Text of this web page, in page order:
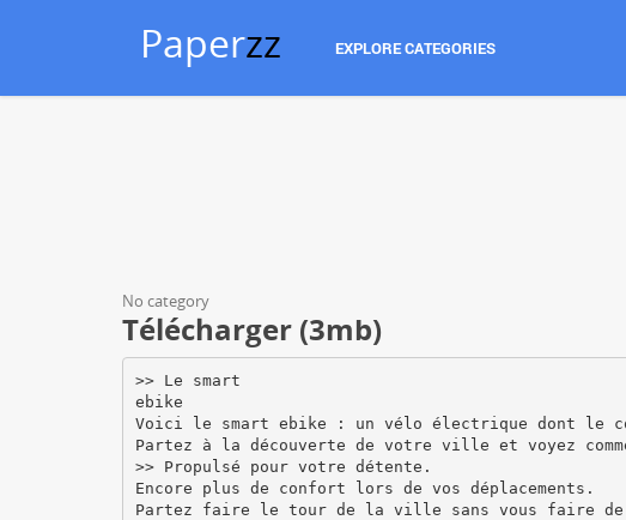
Paperzz EXPLORE CATEGORIES
No category
Télécharger (3mb)
>> Le smart
ebike
Voici le smart ebike : un vélo électrique dont le
Partez à la découverte de votre ville et voyez
>> Propulsé pour votre détente.
Encore plus de confort lors de vos déplacements.
Partez faire le tour de la ville sans vous faire de